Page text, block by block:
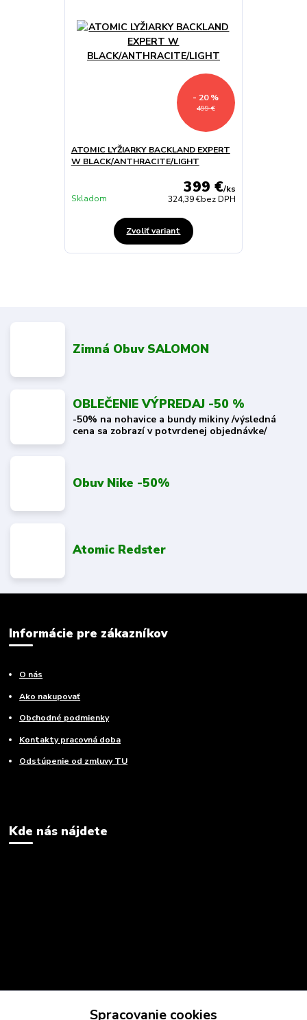
499 €
- 20 %
ATOMIC LYŽIARKY BACKLAND EXPERT
W BLACK/ANTHRACITE/LIGHT
399 €/ks
324,39 €bez DPH
Skladom
Zvoliť variant
Zimná Obuv SALOMON
OBLEČENIE VÝPREDAJ -50 %
-50% na nohavice a bundy mikiny /výsledná
cena sa zobrazí v potvrdenej objednávke/
Obuv Nike -50%
Atomic Redster
Informácie pre zákazníkov
O nás
Ako nakupovať
Obchodné podmienky
Kontakty pracovná doba
Odstúpenie od zmluvy TU
Kde nás nájdete
Spracovanie cookies